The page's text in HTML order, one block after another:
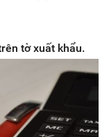
tờ xuất khẩu.